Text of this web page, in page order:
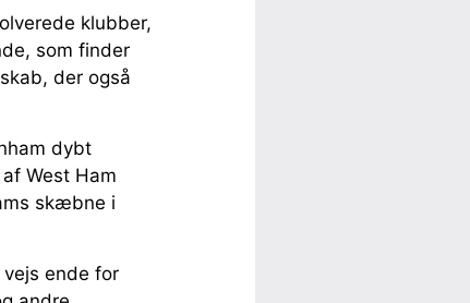
klubber,
som finder
der også
dybt
West Ham
skæbne i
ende for